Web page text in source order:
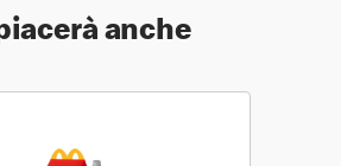
anche